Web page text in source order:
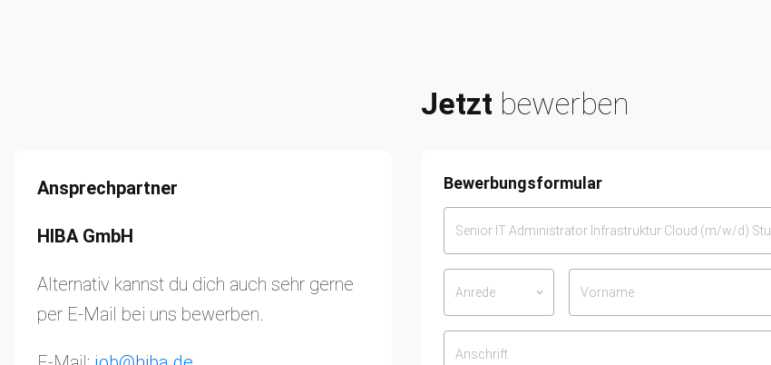
Jetzt bewerben
Ansprechpartner
HIBA GmbH
Alternativ kannst du dich auch sehr gerne
per E-Mail bei uns bewerben.
Bewerbungsformular
Anrede keyboard_arrow_down